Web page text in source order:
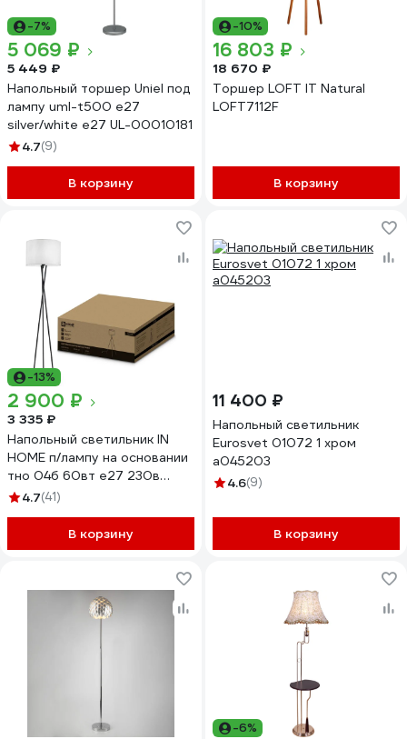
-7%
5 069 ₽
5 449 ₽
Напольный торшер Uniel под
лампу uml-t500 e27
silver/white е27 UL-00010181
4.7(9)
В корзину
-10%
16 803 ₽
18 670 ₽
Торшер LOFT IT Natural
LOFT7112F
В корзину
-13%
2 900 ₽
3 335 ₽
Напольный светильник IN
HOME п/лампу на основании
тно 04б 60вт е27 230в
белый 4690612048246
4.7(41)
В корзину
11 400 ₽
Напольный светильник
Eurosvet 01072 1 хром
a045203
4.6(9)
В корзину
-6%